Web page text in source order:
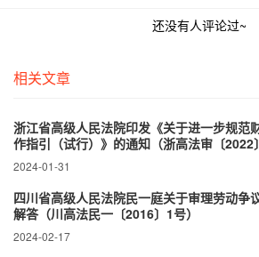
还没有人评论过~
相关文章
浙江省高级人民法院印发《关于进一步规范
作指引（试行）》的通知（浙高法审〔2022
2024-01-31
四川省高级人民法院民一庭关于审理劳动争
解答（川高法民一〔2016〕1号）
2024-02-17